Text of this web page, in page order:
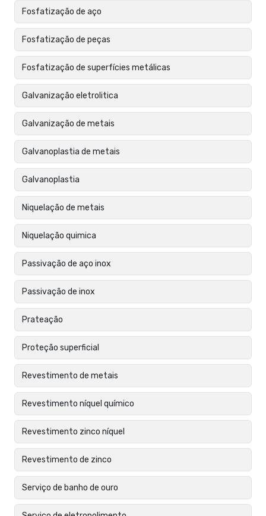
Fosfatização de aço
Fosfatização de peças
Fosfatização de superfícies metálicas
Galvanização eletrolitica
Galvanização de metais
Galvanoplastia de metais
Galvanoplastia
Niquelação de metais
Niquelação quimica
Passivação de aço inox
Passivação de inox
Prateação
Proteção superficial
Revestimento de metais
Revestimento níquel químico
Revestimento zinco níquel
Revestimento de zinco
Serviço de banho de ouro